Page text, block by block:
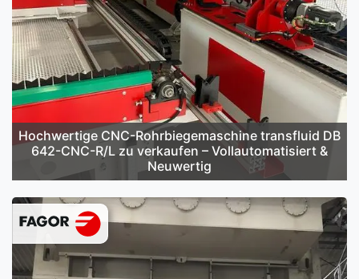
Hochwertige CNC-Rohrbiegemaschine transfluid DB
642-CNC-R/L zu verkaufen – Vollautomatisiert &
Neuwertig